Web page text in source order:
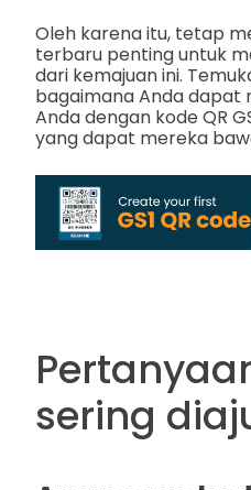
Oleh karena itu, tetap
terbaru penting untuk
dari kemajuan ini.
bagaimana Anda dapat
Anda dengan kode QR
yang dapat mereka
sering